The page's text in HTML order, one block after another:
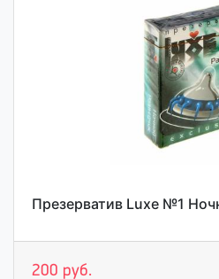
Презерватив Luxe №1
200 руб.